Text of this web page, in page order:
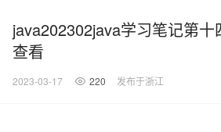
java202302java学习笔记第
查看
2023-03-17 220 发布于浙江